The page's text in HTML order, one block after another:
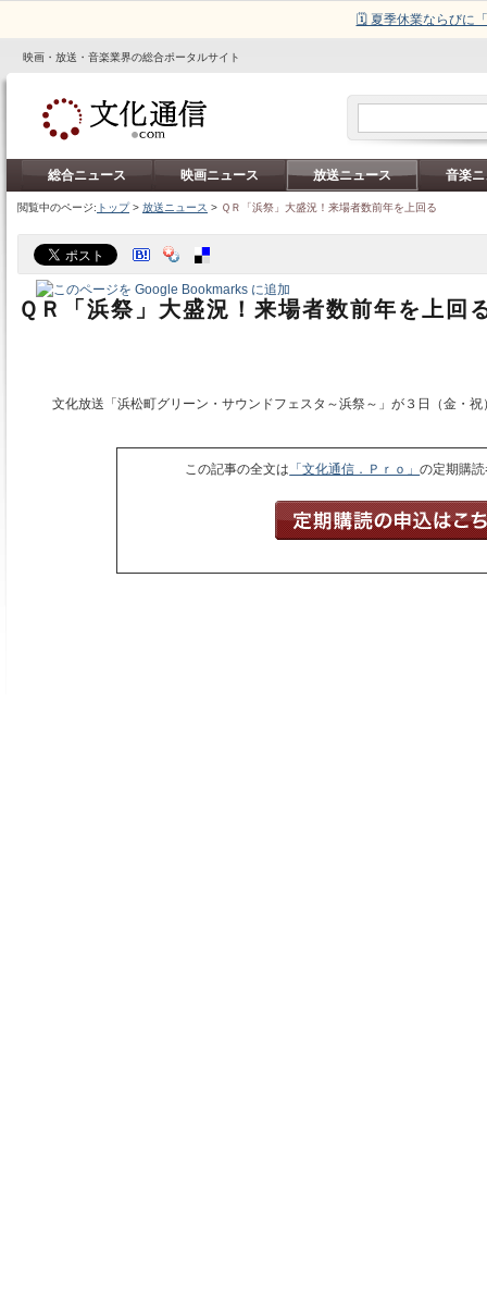
🗓️ 夏季休業ならびに
映画・放送・音楽業界の総合ポータルサイト
総合ニュース 映画ニュース 放送ニュース 音楽
閲覧中のページ: トップ> 放送ニュース > ＱＲ「浜祭」大盛況！来場者数前年を上回る
ＱＲ「浜祭」大盛況！来場者数前年を上回
文化放送「浜松町グリーン・サウンドフェスタ～浜祭～」が３日（金・
この記事の全文は 「文化通信．Ｐｒｏ」の定期購